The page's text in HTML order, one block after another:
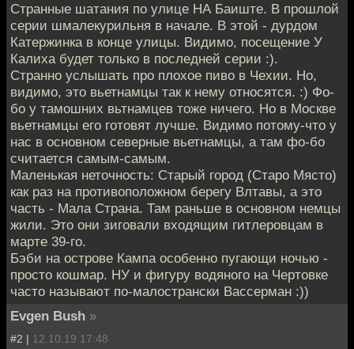
Странные шатания по улице НА Баиште. В прошлой
серии шмалекурильня в начале. В этой - дурдом
Катержинка в конце улицы. Видимо, посещение У
Калиха будет только в последней серии :).
Странно услышать про плохое пиво в Чехии. Но,
видимо, это вьетнамцы так к нему относятся. :) Фо-
бо у тамошних вьтнамцев тоже ничего. Но в Москве
вьетнамцы его готовят лучше. Видимо потому-что у
нас в основном северные вьетнамцы, а там фо-бо
считается самым-самым.
Маленькая неточность: Старый город (Старо Място)
как раз на противоположном берегу Влтавы, а это
часть - Мала Страна. Там раньше в основном немцы
жили. Это они зиговали входящим гитлеровцам в
марте 39-го.
Бэби на острове Кампа особенно пугающи ночью -
просто кошмар. НУ и фигуру водяного на Чертовке
часто называют по-малострански Вассерман :))
Evgen Bush »
#2 | 12.10.19 17:48